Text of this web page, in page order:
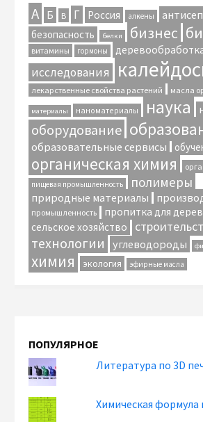
А Б В Г Россия алкены
безопасность белки бизнес
витамины гормоны
исследования
лекарственные свойства растений масла
материалы наноматериалы наука
оборудование
образовательные сервисы
органическая химия
пищевая промышленность полимеры
природные материалы
промышленность
пропитка для
сельское хозяйство
технологии углеводороды
химия экология эфирные масла
ПОПУЛЯРНОЕ
Литература по 3D
Химическая формула